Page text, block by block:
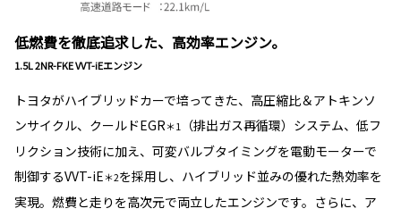
低燃費を徹底追求した、高効率エンジン。
1.5L 2NR-FKE VVT-iEエンジン
トヨタがハイブリッドカーで培ってきた、高圧縮比＆アトキンソ
ンサイクル、クールドEGR＊1
（排出ガス再循環）システム、低フ
リクション技術に加え、可変バルブタイミングを電動モーターで
制御するVVT-iE＊2を採用し、ハイブリッド並みの優れた熱効率を
実現。燃費と走りを高次元で両立したエンジンです。さらに、ア